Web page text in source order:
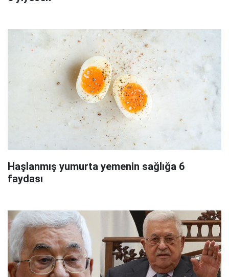
Haşlanmış yumurta yemenin sağlığa 6
faydası